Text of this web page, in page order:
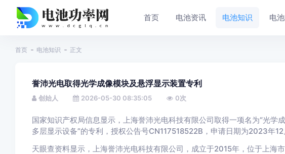
首页 电池资讯 电池知识 电
首页 电池知识 正文
誉沛光电取得光学成像模块及悬浮显示装置专利
创始人 2026-05-30 08:35:05 0次
国家知识产权局信息显示，上海誉沛光电科技有限公司取得一项名为“光学
多层显示设备”的专利，授权公告号CN117518522B，申请日期为2023年12
天眼查资料显示，上海誉沛光电科技有限公司，成立于2015年，位于上海